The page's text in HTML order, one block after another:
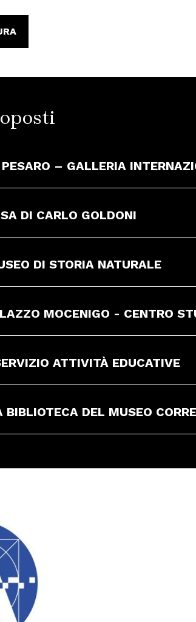
– GALLERIA
DI CARLO GOLDONI
DI STORIA NATURALE
MOCENIGO - CENTRO
ATTIVITÀ EDUCATIVE
DEL MUSEO